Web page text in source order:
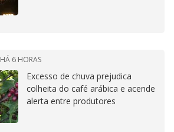
HÁ 6 HORAS
Excesso de chuva prejudica
colheita do café arábica e acende
alerta entre produtores